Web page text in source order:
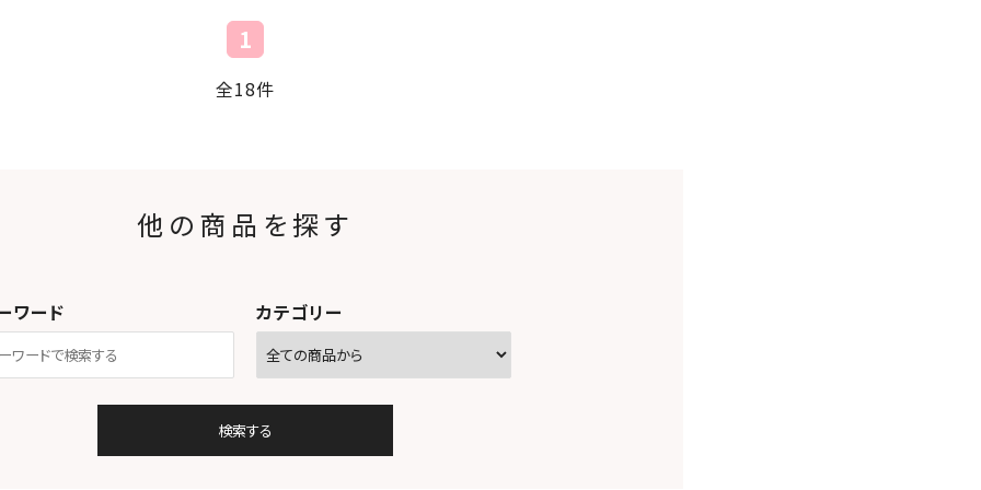
1
全18件
他の商品を探す
ワード カテゴリー
検索する